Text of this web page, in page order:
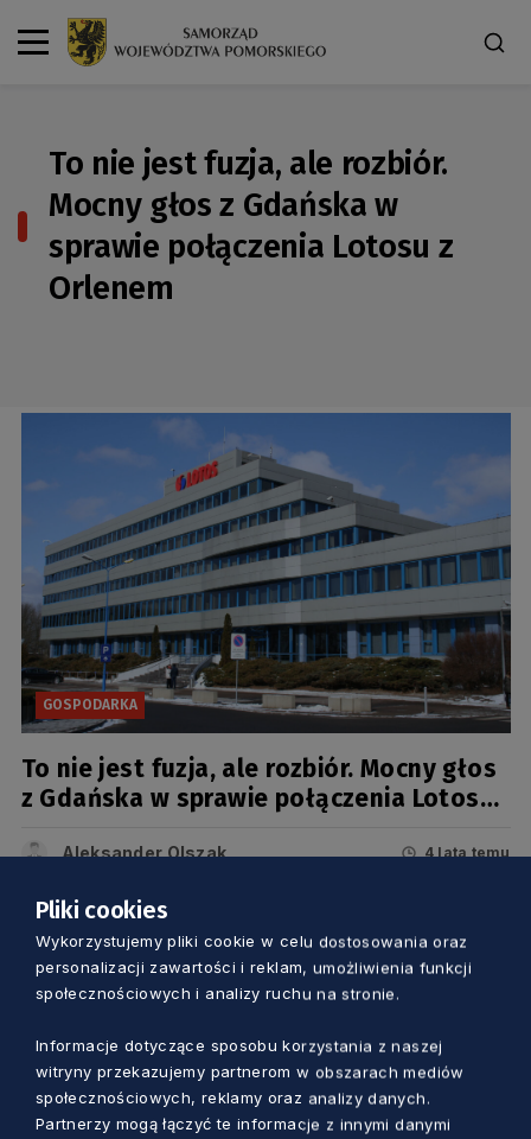
To nie jest fuzja, ale rozbiór.
Mocny głos z Gdańska w
sprawie połączenia Lotosu z
Orlenem
GOSPODARKA
To nie jest fuzja, ale rozbiór. Mocny głos
z Gdańska w sprawie połączenia Lotosu
Aleksander Olszak 4 lata temu
Pliki cookies
Wykorzystujemy pliki cookie w celu dostosowania oraz
personalizacji zawartości i reklam, umożliwienia funkcji
społecznościowych i analizy ruchu na stronie.
Informacje dotyczące sposobu korzystania z naszej
witryny przekazujemy partnerom w obszarach mediów
społecznościowych, reklamy oraz analizy danych.
Partnerzy mogą łączyć te informacje z innymi danymi